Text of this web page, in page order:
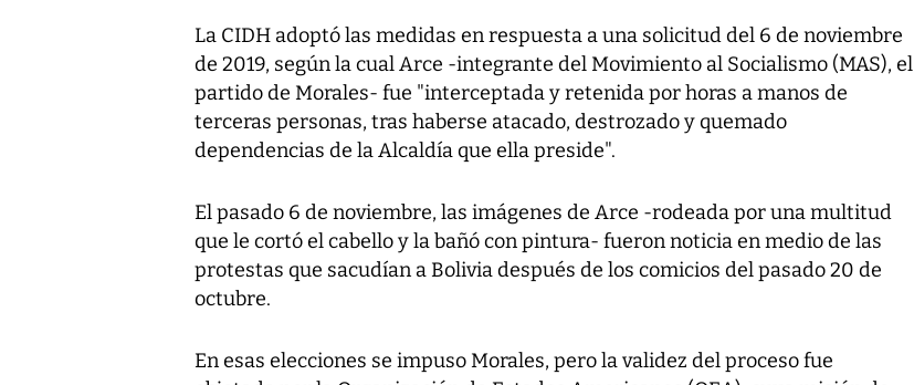
La CIDH adoptó las medidas en respuesta a una solicitud del 6 de noviembre
de 2019, según la cual Arce -integrante del Movimiento al Socialismo (MAS), el
partido de Morales- fue "interceptada y retenida por horas a manos de
terceras personas, tras haberse atacado, destrozado y quemado
dependencias de la Alcaldía que ella preside".
El pasado 6 de noviembre, las imágenes de Arce -rodeada por una multitud
que le cortó el cabello y la bañó con pintura- fueron noticia en medio de las
protestas que sacudían a Bolivia después de los comicios del pasado 20 de
octubre.
En esas elecciones se impuso Morales, pero la validez del proceso fue